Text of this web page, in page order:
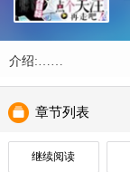
介绍:……
章节列表
继续阅读